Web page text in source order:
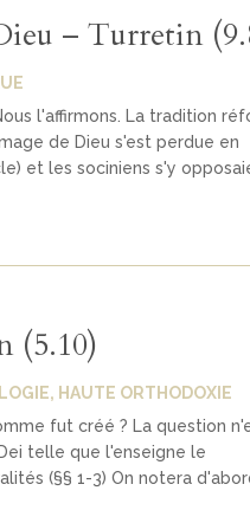
– Turretin
l'affirmons. La tradition
de Dieu s'est perdue en
et les sociniens s'y
(5.10)
, HAUTE ORTHODOXIE
fut créé ? La question
telle que l'enseigne le
(§§ 1-3) On notera